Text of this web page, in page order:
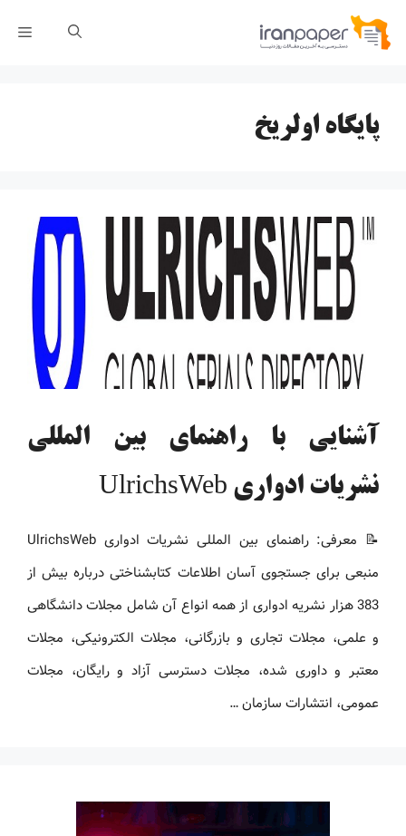
پرش
پایگاه اولریخ
آشنایی با راهنمای بین المللی
نشریات ادواری UlrichsWeb
📝 معرفی: راهنمای بین المللی نشریات ادواری UlrichsWeb
منبعی برای جستجوی آسان اطلاعات کتابشناختی درباره بیش از
383 هزار نشریه ادواری از همه انواع آن شامل مجلات دانشگاهی
و علمی، مجلات تجاری و بازرگانی، مجلات الکترونیکی، مجلات
معتبر و داوری شده، مجلات دسترسی آزاد و رایگان، مجلات
عمومی، انتشارات سازمان …